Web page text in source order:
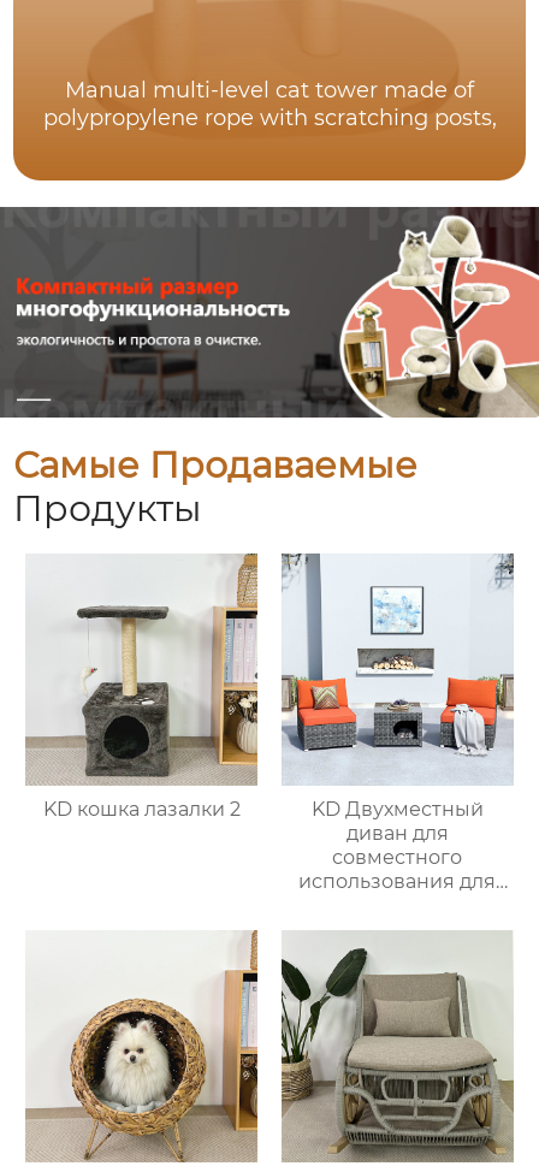
Manual multi-level cat tower made of
polypropylene rope with scratching posts,
Самые Продаваемые
Продукты
KD кошка лазалки 2
KD Двухместный
диван для
совместного
использования для